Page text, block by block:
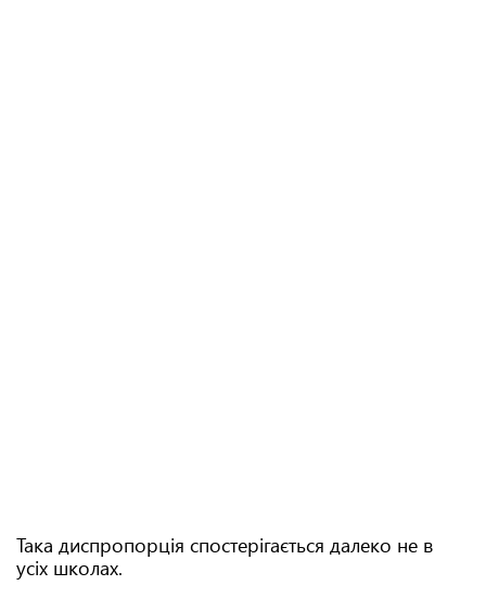
Така диспропорція спостерігається далеко не в
усіх школах.